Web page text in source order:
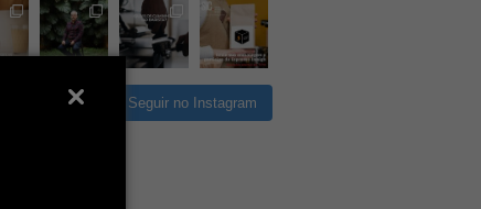
Seguir no Instagram